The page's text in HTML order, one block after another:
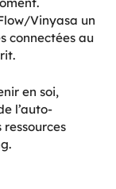
Vinyasa un
connectées au
en soi,
l’auto-